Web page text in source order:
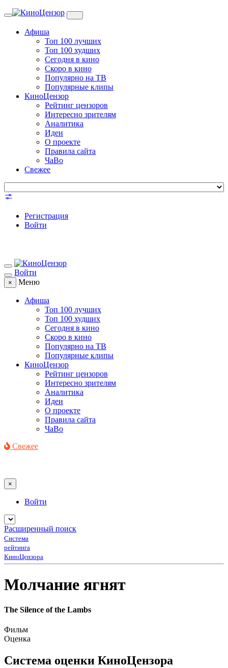
Toggle
Афиша
Топ 100 лучших
Топ 100 худших
Сегодня в кино
Скоро в кино
Популярно на ТВ
Популярные клипы
КиноЦензор
Рейтинг цензоров
Интересно зрителям
Аналитика
Идеи
О проекте
Правила сайта
ЧаВо
Свежее
Регистрация
Войти
Войти
× Меню
Афиша
Топ 100 лучших
Топ 100 худших
Сегодня в кино
Скоро в кино
Популярно на ТВ
Популярные клипы
КиноЦензор
Рейтинг цензоров
Интересно зрителям
Аналитика
Идеи
О проекте
Правила сайта
ЧаВо
Свежее
×
Войти
Расширенный поиск
Система
рейтинга
КиноЦензора
Молчание ягнят
The Silence of the Lambs
Фильм
Оценка
Система оценки КиноЦензора